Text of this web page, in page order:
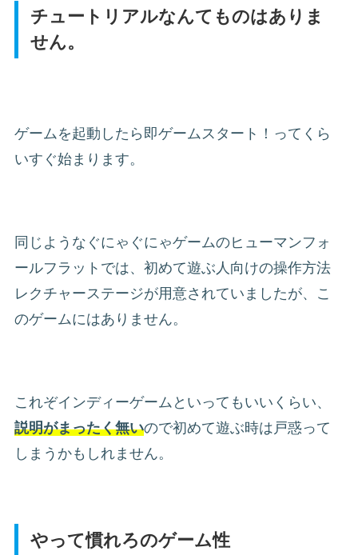
チュートリアルなんてものはありま
せん。
ゲームを起動したら即ゲームスタート！ってくら
いすぐ始まります。
同じようなぐにゃぐにゃゲームのヒューマンフォ
ールフラットでは、初めて遊ぶ人向けの操作方法
レクチャーステージが用意されていましたが、こ
のゲームにはありません。
これぞインディーゲームといってもいいくらい、
説明がまったく無い ので初めて遊ぶ時は戸惑って
しまうかもしれません。
やって慣れろのゲーム性